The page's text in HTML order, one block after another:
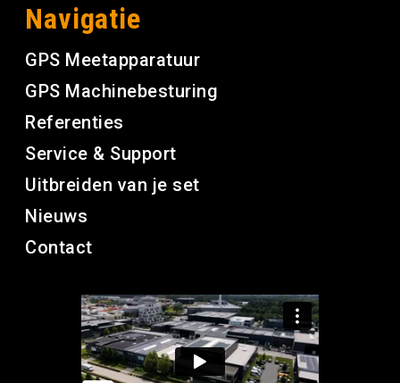
Navigatie
GPS Meetapparatuur
GPS Machinebesturing
Referenties
Service & Support
Uitbreiden van je set
Nieuws
Contact